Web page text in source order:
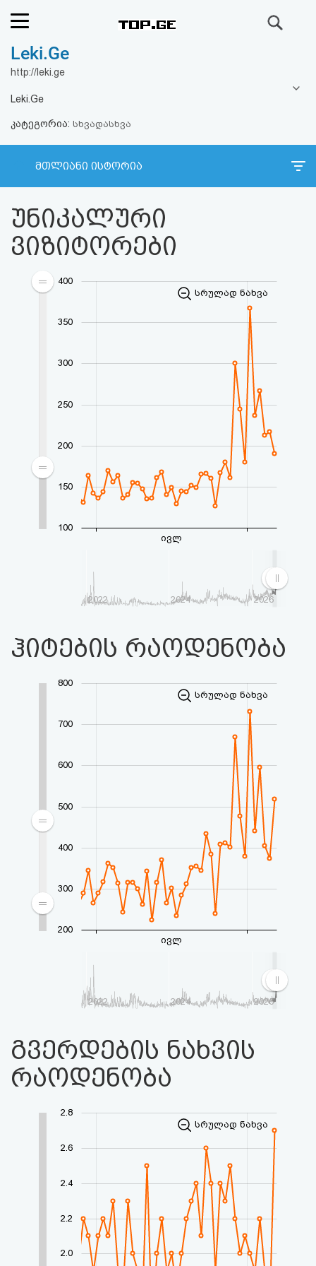
რეიტინგი
ფოსტა
კითხვა-
პასუხი
ავტორიზაცია
აღდგენა
შეთანხმება
და
პასუხისმგებლობის
უარყოფა
Leki.Ge
http://leki.ge
Leki.Ge
კატეგორია: სხვადასხვა
მთლიანი ისტორია
უნიკალური
ვიზიტორები
2022 2024 2026
ივლ
100
150
200
250
300
350
400
სრულად ნახვა
ჰიტების რაოდენობა
2022 2024 2026
ივლ
200
300
400
500
600
700
800
სრულად ნახვა
გვერდების ნახვის
რაოდენობა
2.0
2.2
2.4
2.6
2.8
სრულად ნახვა